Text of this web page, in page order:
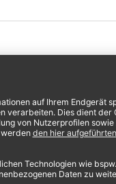
hat ganz gut